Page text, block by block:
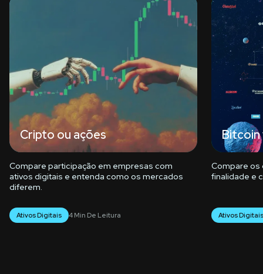
Cripto ou ações
Compare participação em empresas com
ativos digitais e entenda como os mercados
diferem.
Ativos Digitais 4 Min De Leitura
Bitcoin
Compare os
finalidade e
Ativos Digitais